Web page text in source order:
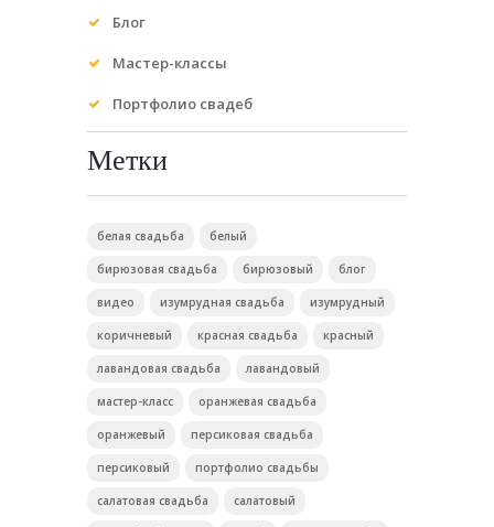
Блог
Мастер-классы
Портфолио свадеб
Метки
белая свадьба белый
бирюзовая свадьба бирюзовый блог
видео изумрудная свадьба изумрудный
коричневый красная свадьба красный
лавандовая свадьба лавандовый
мастер-класс оранжевая свадьба
оранжевый персиковая свадьба
персиковый портфолио свадьбы
салатовая свадьба салатовый